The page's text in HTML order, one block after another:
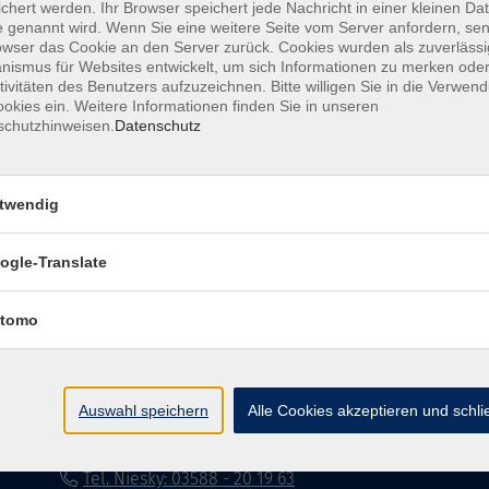
Impressum Datenschutzerklärung AGB
info@vhs-dle.de
Tel. Löbau: 03585 - 41 77 442
Tel. Zittau: 03585 - 41 77 448
Tel. Niesky: 03588 - 20 19 63
werden. Ihr Browser speichert jede Nachricht in einer kleinen
genannt wird. Wenn Sie eine weitere Seite vom Server anfordern,
das Cookie an den Server zurück. Cookies wurden als
für Websites entwickelt, um sich Informationen zu merken
des Benutzers aufzuzeichnen. Bitte willigen Sie in die
ein. Weitere Informationen finden Sie in unseren
Datenschutz
Translate
Auswahl speichern Alle Cookies akzeptieren und